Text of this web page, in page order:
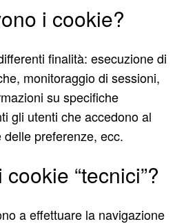
i cookie?
finalità: esecuzione di
monitoraggio di sessioni,
su specifiche
gli utenti che accedono al
preferenze, ecc.
“tecnici”?
a effettuare la navigazione